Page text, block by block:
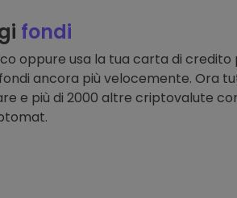
fondi
oppure usa la tua carta di credito
ancora più velocemente. Ora
e più di 2000 altre criptovalute